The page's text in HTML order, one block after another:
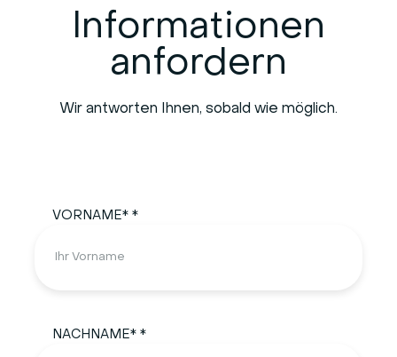
Informationen
anfordern
Wir antworten Ihnen, sobald wie möglich.
VORNAME* *
NACHNAME* *